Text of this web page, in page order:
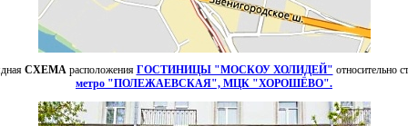
СХЕМАрасположения ГОСТИНИЦЫ "МОСКОУ ХОЛИДЕЙ" относительно
метро "ПОЛЕЖАЕВСКАЯ", МЦК "ХОРОШЁВО".